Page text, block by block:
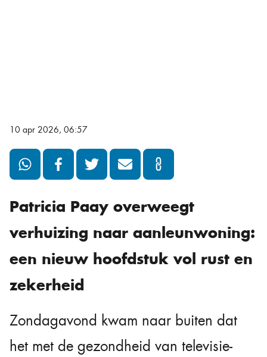
10 apr 2026, 06:57
Patricia Paay overweegt
verhuizing naar aanleunwoning:
een nieuw hoofdstuk vol rust en
zekerheid
Zondagavond kwam naar buiten dat
het met de gezondheid van televisie-